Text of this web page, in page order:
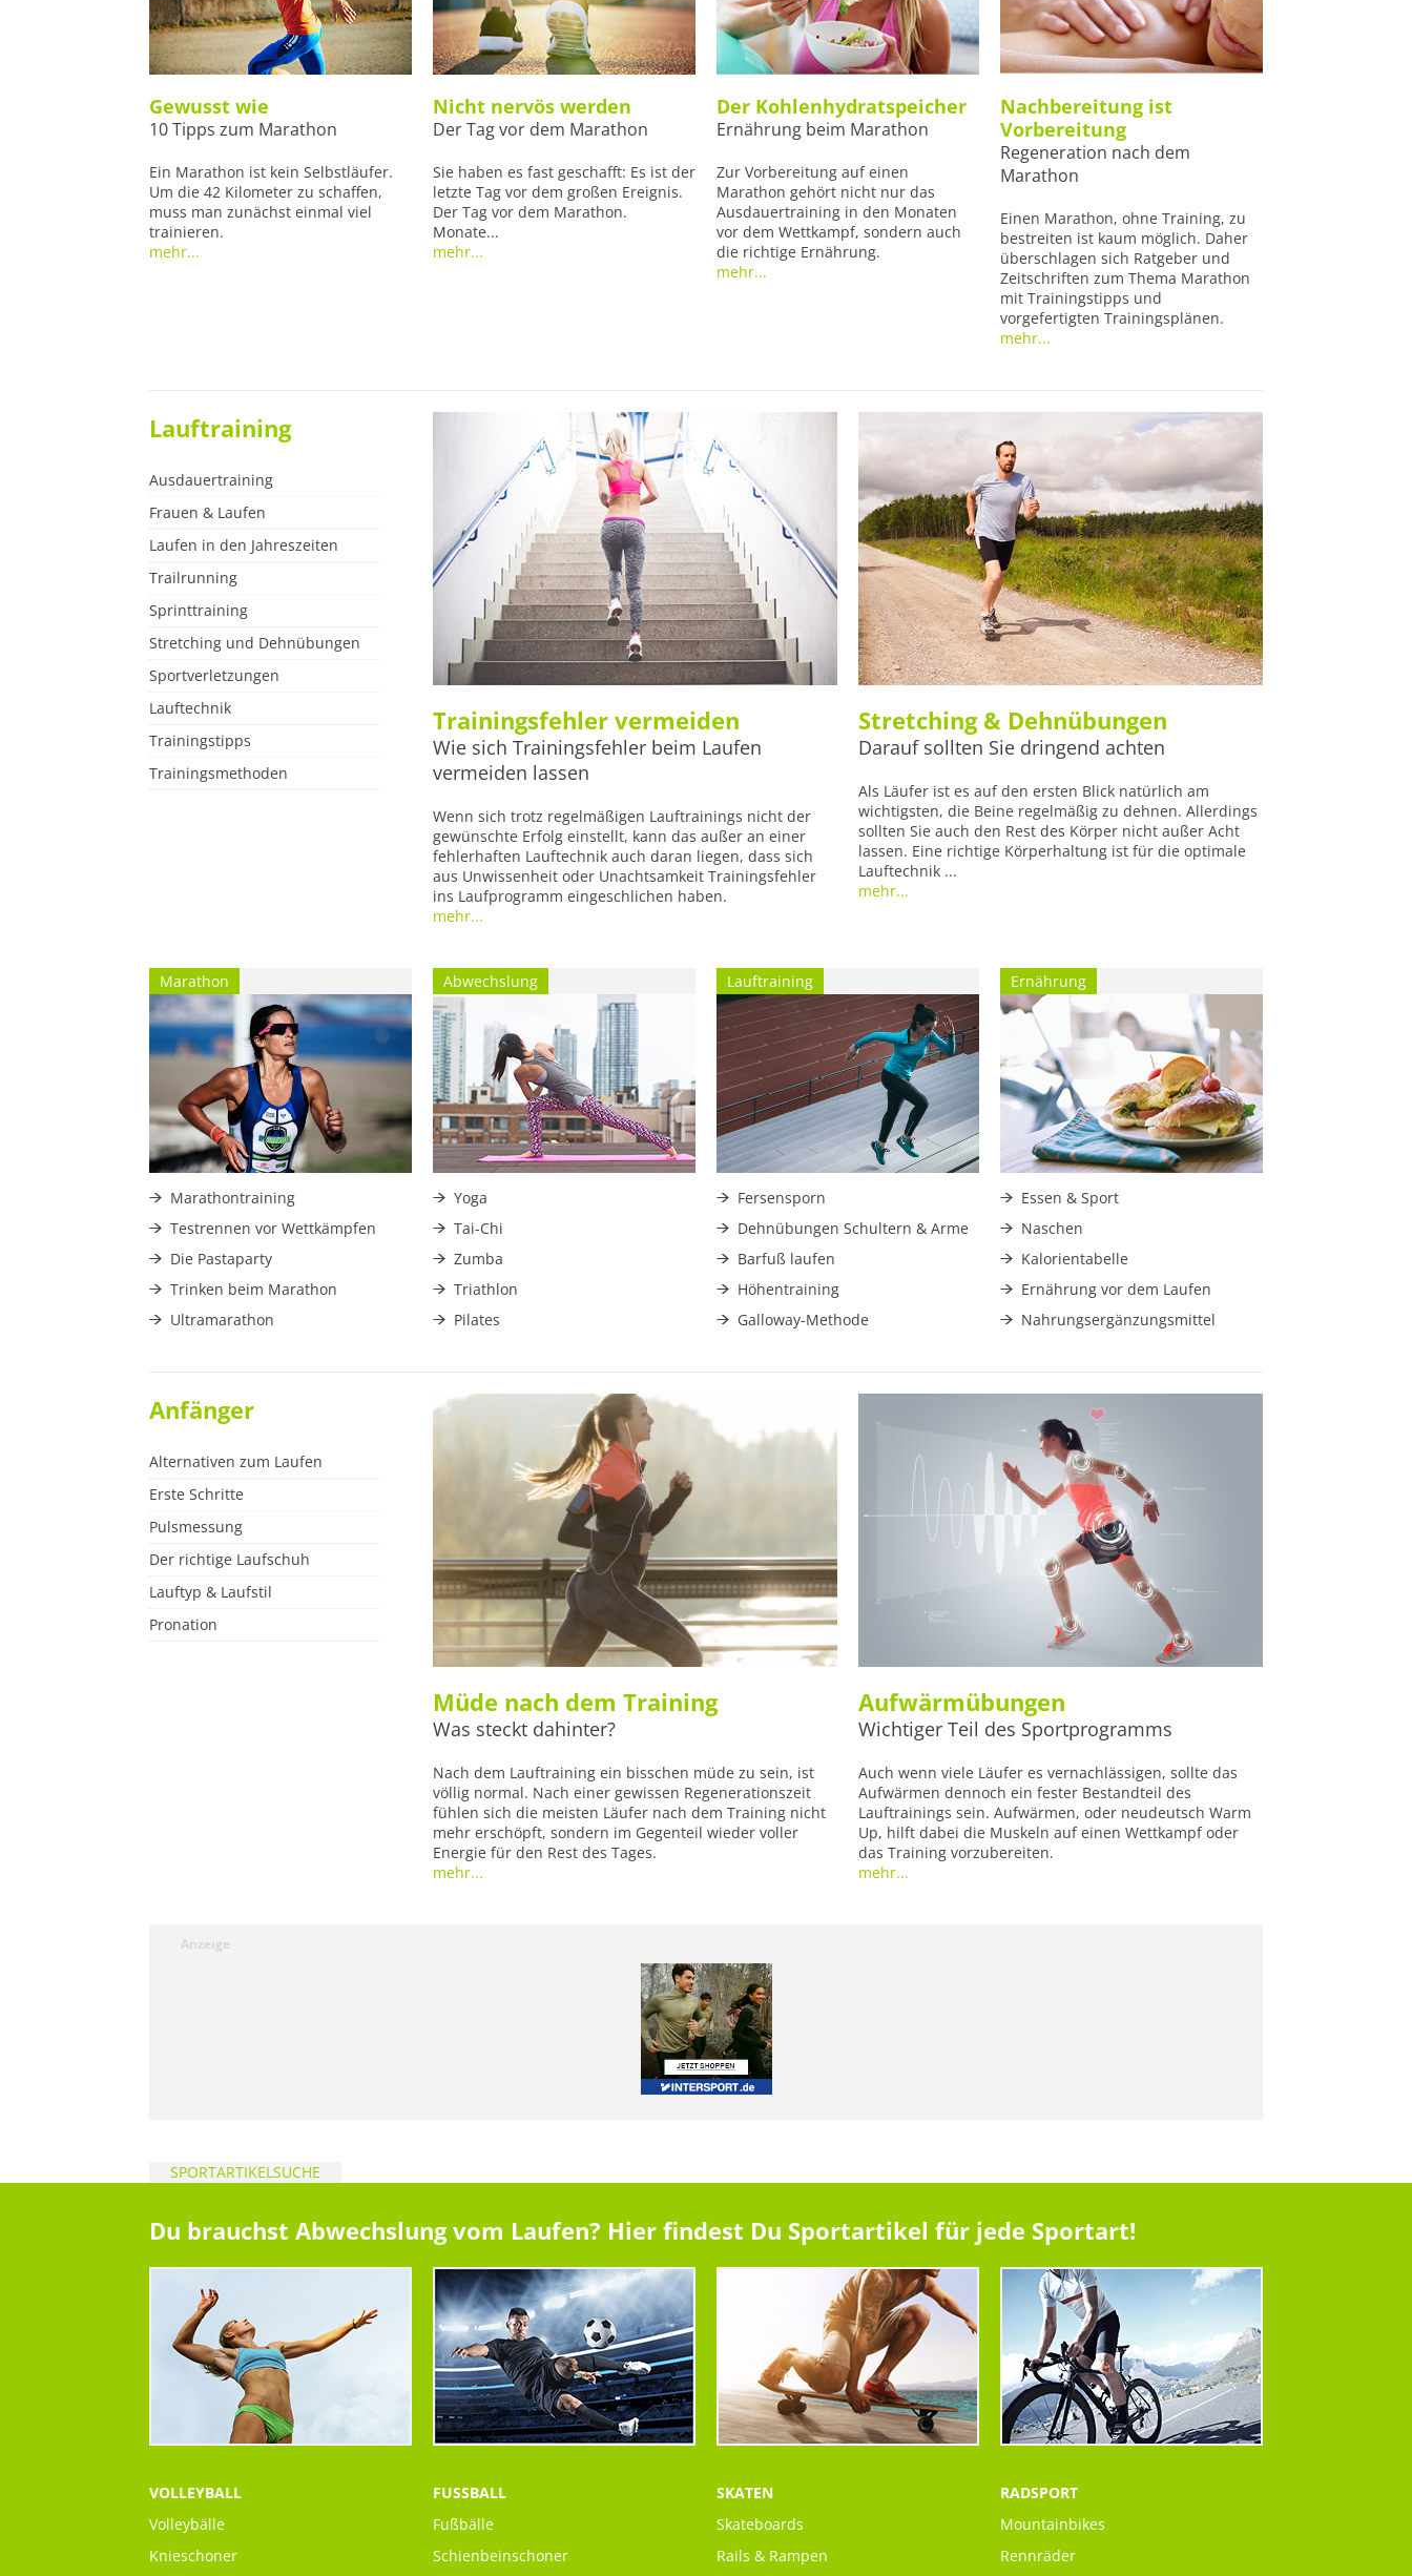
Gewusst wie
10 Tipps zum Marathon
Ein Marathon ist kein Selbstläufer.
Um die 42 Kilometer zu schaffen,
muss man zunächst einmal viel
trainieren.
mehr...
Nicht nervös werden
Der Tag vor dem Marathon
Sie haben es fast geschafft: Es ist der
letzte Tag vor dem großen Ereignis.
Der Tag vor dem Marathon.
Monate...
mehr...
Der Kohlenhydratspeicher
Ernährung beim Marathon
Zur Vorbereitung auf einen
Marathon gehört nicht nur das
Ausdauertraining in den Monaten
vor dem Wettkampf, sondern auch
die richtige Ernährung.
mehr...
Nachbereitung ist
Vorbereitung
Regeneration nach dem
Marathon
Einen Marathon, ohne Training, zu
bestreiten ist kaum möglich. Daher
überschlagen sich Ratgeber und
Zeitschriften zum Thema Marathon
mit Trainingstipps und
vorgefertigten Trainingsplänen.
mehr...
Lauftraining
Ausdauertraining
Frauen & Laufen
Laufen in den Jahreszeiten
Trailrunning
Sprinttraining
Stretching und Dehnübungen
Sportverletzungen
Lauftechnik
Trainingstipps
Trainingsmethoden
Trainingsfehler vermeiden
Wie sich Trainingsfehler beim Laufen
vermeiden lassen
Wenn sich trotz regelmäßigen Lauftrainings nicht der
gewünschte Erfolg einstellt, kann das außer an einer
fehlerhaften Lauftechnik auch daran liegen, dass sich
aus Unwissenheit oder Unachtsamkeit Trainingsfehler
ins Laufprogramm eingeschlichen haben.
mehr...
Stretching & Dehnübungen
Darauf sollten Sie dringend achten
Als Läufer ist es auf den ersten Blick natürlich am
wichtigsten, die Beine regelmäßig zu dehnen. Allerdings
sollten Sie auch den Rest des Körper nicht außer Acht
lassen. Eine richtige Körperhaltung ist für die optimale
Lauftechnik ...
mehr...
Marathon
Marathontraining
Testrennen vor Wettkämpfen
Die Pastaparty
Trinken beim Marathon
Ultramarathon
Abwechslung
Yoga
Tai-Chi
Zumba
Triathlon
Pilates
Lauftraining
Fersensporn
Dehnübungen Schultern & Arme
Barfuß laufen
Höhentraining
Galloway-Methode
Ernährung
Essen & Sport
Naschen
Kalorientabelle
Ernährung vor dem Laufen
Nahrungsergänzungsmittel
Anfänger
Alternativen zum Laufen
Erste Schritte
Pulsmessung
Der richtige Laufschuh
Lauftyp & Laufstil
Pronation
Müde nach dem Training
Was steckt dahinter?
Nach dem Lauftraining ein bisschen müde zu sein, ist
völlig normal. Nach einer gewissen Regenerationszeit
fühlen sich die meisten Läufer nach dem Training nicht
mehr erschöpft, sondern im Gegenteil wieder voller
Energie für den Rest des Tages.
mehr...
Aufwärmübungen
Wichtiger Teil des Sportprogramms
Auch wenn viele Läufer es vernachlässigen, sollte das
Aufwärmen dennoch ein fester Bestandteil des
Lauftrainings sein. Aufwärmen, oder neudeutsch Warm
Up, hilft dabei die Muskeln auf einen Wettkampf oder
das Training vorzubereiten.
mehr...
Anzeige
SPORTARTIKELSUCHE
Du brauchst Abwechslung vom Laufen? Hier findest Du Sportartikel für jede Sportart!
VOLLEYBALL
Volleybälle
Knieschoner
FUSSBALL
Fußbälle
Schienbeinschoner
SKATEN
Skateboards
Rails & Rampen
RADSPORT
Mountainbikes
Rennräder